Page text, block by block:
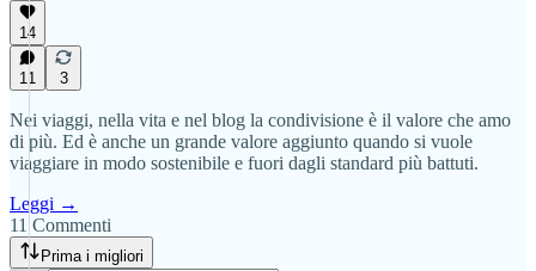
14
11 3
Nei viaggi, nella vita e nel blog la condivisione è il valore che amo
di più. Ed è anche un grande valore aggiunto quando si vuole
viaggiare in modo sostenibile e fuori dagli standard più battuti.
Leggi →
11 Commenti
Prima i migliori